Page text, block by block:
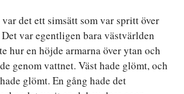
det ett simsätt som var spritt över
var egentligen bara västvärlden
hur en höjde armarna över ytan och
genom vattnet. Väst hade glömt, och
glömt. En gång hade det